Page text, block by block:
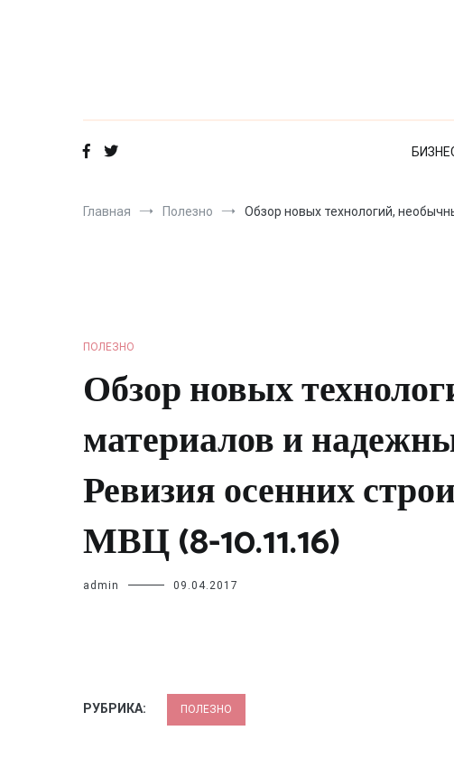
Главная Полезно Обзор новых технологий,
ПОЛЕЗНО
Обзор новых
материалов и
Ревизия осенних
МВЦ (8-10.11.16)
admin 09.04.2017
РУБРИКА: ПОЛЕЗНО